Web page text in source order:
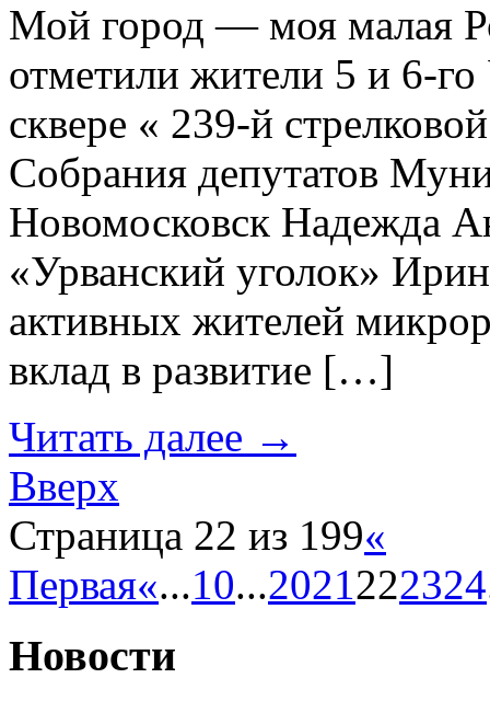
Мой город — моя малая
отметили жители 5 и 6-
сквере « 239-й
Собрания депутатов
Новомосковск Надежда
«Урванский уголок»
активных жителей
вклад в развитие […]
Читать далее →
Вверх
Страница 22 из 199«
Первая«...10...2021222324
Новости